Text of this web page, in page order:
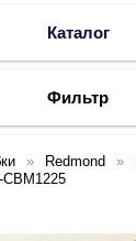
Каталог
Фильтр
Redmond
CBM1225